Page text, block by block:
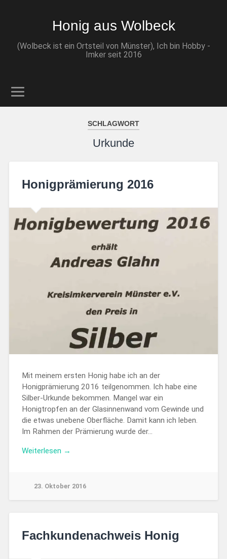
Honig aus Wolbeck
(Wolbeck ist ein Ortsteil von Münster), Ich bin Hobby -
Imker seit 2016
SCHLAGWORT
Urkunde
Honigprämierung 2016
Mit meinem ersten Honig habe ich an der
Honigprämierung 2016 teilgenommen. Ich habe eine
Silber-Urkunde bekommen. Mangel war ein
Honigtropfen an der Glasinnenwand vom Gewinde und
die etwas unebene Oberfläche. Damit kann ich leben.
Im Rahmen der Prämierung wurde der…
Weiterlesen →
23. Oktober 2016
Fachkundenachweis Honig